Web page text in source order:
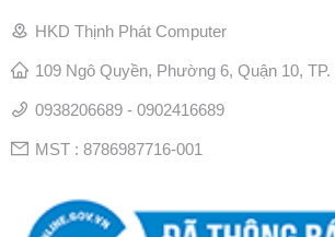
HKD Thịnh Phát Computer
109 Ngô Quyền, Phường 6, Quận 10,
0938206689 - 0902416689
MST : 8786987716-001